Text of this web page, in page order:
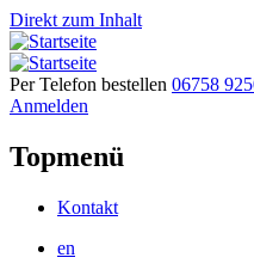
Direkt zum Inhalt
Per Telefon bestellen 06758
Anmelden
Topmenü
Kontakt
en